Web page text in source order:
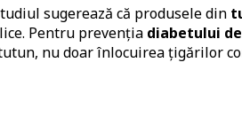
sugerează că produsele din
Pentru prevenția diabetului
nu doar înlocuirea țigărilor